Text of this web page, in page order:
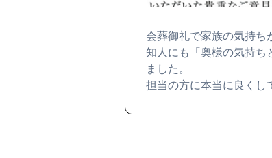
会葬御礼で家族の気持ち
知人にも「奥様の気持ち
ました。
担当の方に本当に良くし